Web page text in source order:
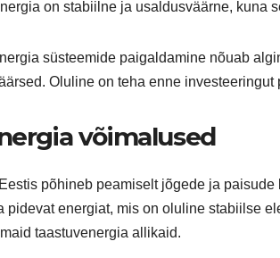
on stabiilne ja usaldusväärne, kuna
süsteemide paigaldamine nõuab
Oluline on teha enne
võimalused
põhineb peamiselt jõgede ja
pidevat energiat, mis on oluline stabiilse
taastuvenergia allikaid.